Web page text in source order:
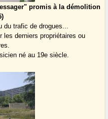
promis à la démolition
du trafic de drogues...
les derniers propriétaires ou
né au 19e siècle.